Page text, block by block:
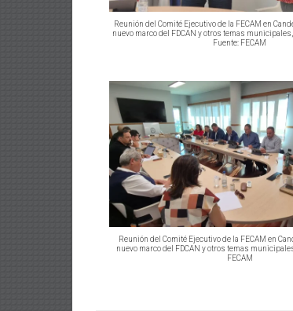
Reunión del Comité Ejecutivo de la FECAM en
nuevo marco del FDCAN y otros temas
Fuente: FECAM
Reunión del Comité Ejecutivo de la FECAM en
nuevo marco del FDCAN y otros temas
FECAM